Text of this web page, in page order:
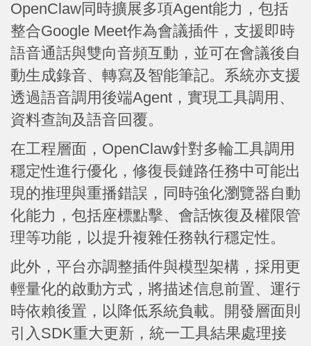
OpenClaw同時擴展多項Agent能力，包括
整合Google Meet作為會議插件，支援即時
語音通話與雙向音頻互動，並可在會議後自
動生成錄音、轉寫及智能筆記。系統亦支援
透過語音調用後端Agent，實現工具調用、
資料查詢及語音回覆。
在工程層面，OpenClaw針對多輪工具調用
穩定性進行優化，修復長鏈路任務中可能出
現的推理與重播錯誤，同時強化瀏覽器自動
化能力，包括座標點擊、會話恢復及權限管
理等功能，以提升複雜任務執行穩定性。
此外，平台亦調整插件與模型架構，採用更
輕量化的啟動方式，將描述信息前置、運行
時依賴後置，以降低系統負載。開發層面則
引入SDK重大更新，統一工具結果處理接